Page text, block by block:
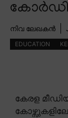
നിവ ലേഖകൻ
EDUCATION
കേരള